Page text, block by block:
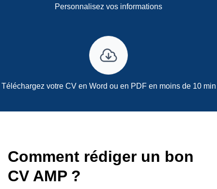
Personnalisez vos informations
Téléchargez votre CV en Word ou en PDF en moins de 10 min
Comment rédiger un bon
CV AMP ?